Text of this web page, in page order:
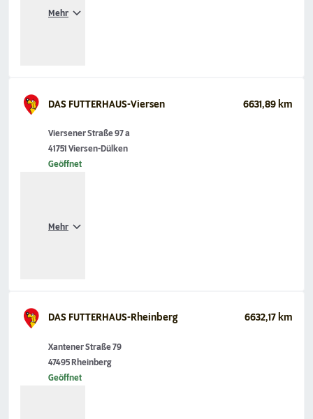
Mehr
DAS FUTTERHAUS-Viersen 6631,89 km
Viersener Straße 97 a
41751 Viersen-Dülken
Geöffnet
Mehr
DAS FUTTERHAUS-Rheinberg 6632,17 km
Xantener Straße 79
47495 Rheinberg
Geöffnet